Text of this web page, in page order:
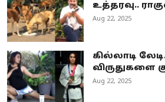
உத்தரவு..
Aug 22, 2025
கில்லாடி
விருதுகளை
Aug 22, 2025